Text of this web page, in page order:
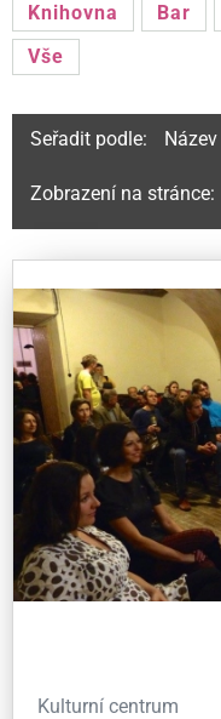
Knihovna
Bar
Vše
Seřadit podle: Název
Zobrazení na stránce:
Kulturní centrum